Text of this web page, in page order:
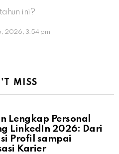
ini?
2026, 3:54 pm
MISS
Lengkap Personal
LinkedIn 2026: Dari
Profil sampai
Karier